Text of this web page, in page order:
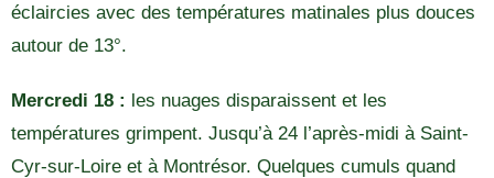
éclaircies avec des températures matinales plus douces
autour de 13°.
Mercredi 18 : les nuages disparaissent et les
températures grimpent. Jusqu’à 24 l’après-midi à Saint-
Cyr-sur-Loire et à Montrésor. Quelques cumuls quand